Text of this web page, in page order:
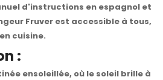
d'instructions en espagnol et
Fruver est accessible à tous,
cuisine.
:
ensoleillée, où le soleil brille à